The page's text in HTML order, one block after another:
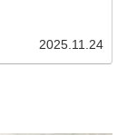
2025.11.24